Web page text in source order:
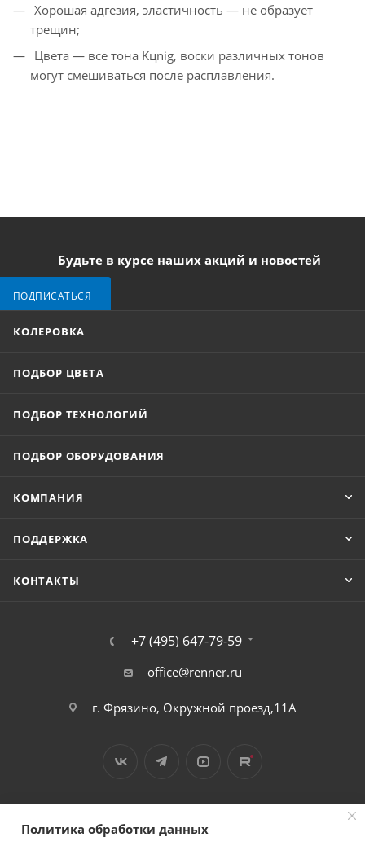
Хорошая адгезия, эластичность — не образует
трещин;
Цвета — все тона Kцnig, воски различных тонов
могут смешиваться после расплавления.
Будьте в курсе наших акций и новостей
ПОДПИСАТЬСЯ
КОЛЕРОВКА
ПОДБОР ЦВЕТА
ПОДБОР ТЕХНОЛОГИЙ
ПОДБОР ОБОРУДОВАНИЯ
КОМПАНИЯ
ПОДДЕРЖКА
КОНТАКТЫ
+7 (495) 647-79-59
office@renner.ru
г. Фрязино, Окружной проезд,11А
Политика обработки данных